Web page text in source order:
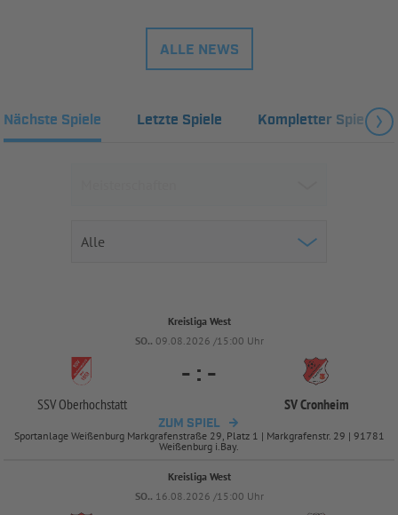
ALLE NEWS
Nächste Spiele Letzte Spiele Kompletter Spielplan
Kreisliga West
SO.. 09.08.2026 /15:00 Uhr
SSV Oberhochstatt
- : -
SV Cronheim
ZUM SPIEL
Sportanlage Weißenburg Markgrafenstraße 29, Platz 1 | Markgrafenstr. 29 | 91781
Weißenburg i.Bay.
Kreisliga West
SO.. 16.08.2026 /15:00 Uhr